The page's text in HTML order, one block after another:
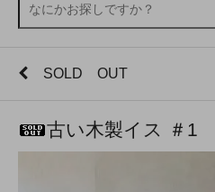
SOLD OUT
古い木製イス ＃1